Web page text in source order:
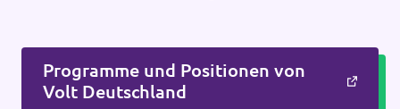
Programme und Positionen von
Volt Deutschland